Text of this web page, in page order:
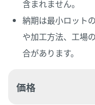
含まれません。
納期は最小ロット
や加工方法、工場
合があります。
価格